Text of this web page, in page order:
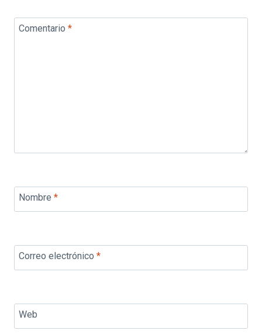
Comentario *
Nombre *
Correo electrónico *
Web